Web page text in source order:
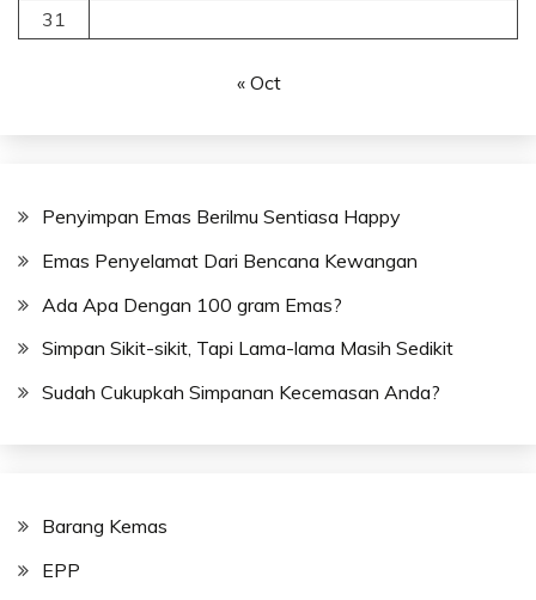
31
« Oct
Penyimpan Emas Berilmu Sentiasa Happy
Emas Penyelamat Dari Bencana Kewangan
Ada Apa Dengan 100 gram Emas?
Simpan Sikit-sikit, Tapi Lama-lama Masih Sedikit
Sudah Cukupkah Simpanan Kecemasan Anda?
Barang Kemas
EPP